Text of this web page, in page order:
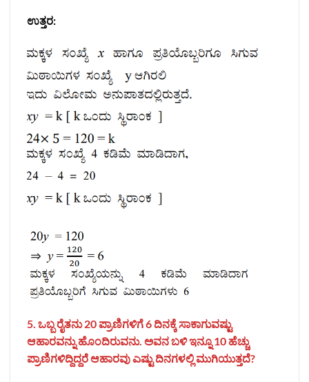
ಉತ್ತರ:
5. ಒಬ್ಬ ರೈತನು 20 ಪ್ರಾಣಿಗಳಿಗೆ 6 ದಿನಕ್ಕೆ ಸಾಕಾಗುವಷ್ಟು
ಆಹಾರವನ್ನು ಹೊಂದಿರುವನು. ಅವನ ಬಳಿ ಇನ್ನೂ 10 ಹೆಚ್ಚು
ಪ್ರಾಣಿಗಳಿದ್ದಿದ್ದರೆ ಆಹಾರವು ಎಷ್ಟು ದಿನಗಳಲ್ಲಿ ಮುಗಿಯುತ್ತದೆ?